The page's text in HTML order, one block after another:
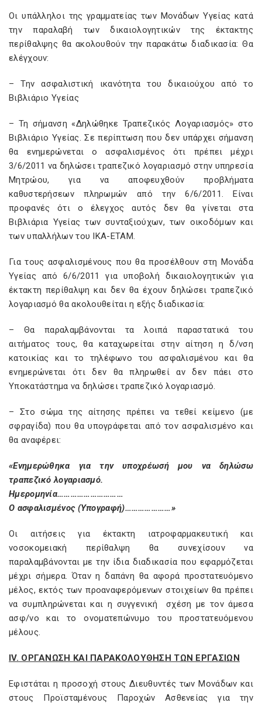
Οι υπάλληλοι της γραμματείας των Μονάδων Υγείας κατά
την παραλαβή των δικαιολογητικών της έκτακτης
περίθαλψης θα ακολουθούν την παρακάτω διαδικασία: Θα
ελέγχουν:
– Την ασφαλιστική ικανότητα του δικαιούχου από το
Βιβλιάριο Υγείας
– Τη σήμανση «Δηλώθηκε Τραπεζικός Λογαριασμός» στο
Βιβλιάριο Υγείας. Σε περίπτωση που δεν υπάρχει σήμανση
θα ενημερώνεται ο ασφαλισμένος ότι πρέπει μέχρι
3/6/2011 να δηλώσει τραπεζικό λογαριασμό στην υπηρεσία
Μητρώου, για να αποφευχθούν προβλήματα
καθυστερήσεων πληρωμών από την 6/6/2011. Είναι
προφανές ότι ο έλεγχος αυτός δεν θα γίνεται στα
Βιβλιάρια Υγείας των συνταξιούχων, των οικοδόμων και
των υπαλλήλων του ΙΚΑ-ΕΤΑΜ.
Για τους ασφαλισμένους που θα προσέλθουν στη Μονάδα
Υγείας από 6/6/2011 για υποβολή δικαιολογητικών για
έκτακτη περίθαλψη και δεν θα έχουν δηλώσει τραπεζικό
λογαριασμό θα ακολουθείται η εξής διαδικασία:
– Θα παραλαμβάνονται τα λοιπά παραστατικά του
αιτήματος τους, θα καταχωρείται στην αίτηση η δ/νση
κατοικίας και το τηλέφωνο του ασφαλισμένου και θα
ενημερώνεται ότι δεν θα πληρωθεί αν δεν πάει στο
Υποκατάστημα να δηλώσει τραπεζικό λογαριασμό.
– Στο σώμα της αίτησης πρέπει να τεθεί κείμενο (με
σφραγίδα) που θα υπογράφεται από τον ασφαλισμένο και
θα αναφέρει:
«Ενημερώθηκα για την υποχρέωσή μου να δηλώσω
τραπεζικό λογαριασμό.
Ημερομηνία…………………………
Ο ασφαλισμένος (Υπογραφή)…………………»
Οι αιτήσεις για έκτακτη ιατροφαρμακευτική και
νοσοκομειακή περίθαλψη θα συνεχίσουν να
παραλαμβάνονται με την ίδια διαδικασία που εφαρμόζεται
μέχρι σήμερα. Όταν η δαπάνη θα αφορά προστατευόμενο
μέλος, εκτός των προαναφερόμενων στοιχείων θα πρέπει
να συμπληρώνεται και η συγγενική σχέση με τον άμεσα
ασφ/νο και το ονοματεπώνυμο του προστατευόμενου
μέλους.
IV. ΟΡΓΑΝΩΣΗ ΚΑΙ ΠΑΡΑΚΟΛΟΥΘΗΣΗ ΤΩΝ ΕΡΓΑΣΙΩΝ
Εφιστάται η προσοχή στους Διευθυντές των Μονάδων και
στους Προϊσταμένους Παροχών Ασθενείας για την